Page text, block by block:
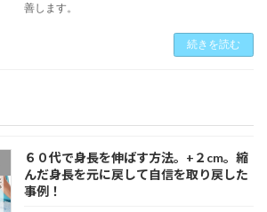
善します。
続きを読む
６０代で身長を伸ばす方法。+２cm。縮
んだ身長を元に戻して自信を取り戻した
事例！